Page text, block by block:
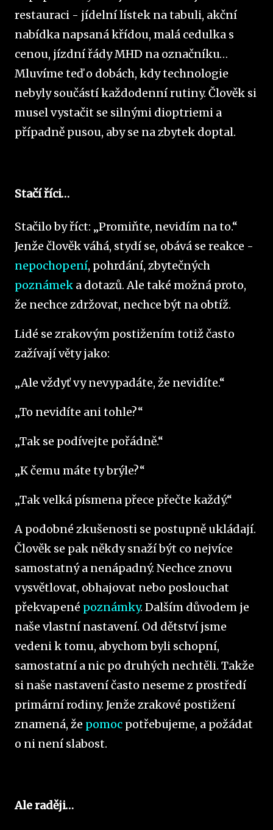
restauraci - jídelní lístek na tabuli, akční
nabídka napsaná křídou, malá cedulka s
cenou, jízdní řády MHD na označníku…
Mluvíme teď o dobách, kdy technologie
nebyly součástí každodenní rutiny. Člověk si
musel vystačit se silnými dioptriemi a
případně pusou, aby se na zbytek doptal.
Stačí říci…
Stačilo by říct: „Promiňte, nevidím na to.“
Jenže člověk váhá, stydí se, obává se reakce -
nepochopení, pohrdání, zbytečných
poznámek a dotazů. Ale také možná proto,
že nechce zdržovat, nechce být na obtíž.
Lidé se zrakovým postižením totiž často
zažívají věty jako:
„Ale vždyť vy nevypadáte, že nevidíte.“
„To nevidíte ani tohle?“
„Tak se podívejte pořádně.“
„K čemu máte ty brýle?“
„Tak velká písmena přece přečte každý.“
A podobné zkušenosti se postupně ukládají.
Člověk se pak někdy snaží být co nejvíce
samostatný a nenápadný. Nechce znovu
vysvětlovat, obhajovat nebo poslouchat
překvapené poznámky. Dalším důvodem je
naše vlastní nastavení. Od dětství jsme
vedeni k tomu, abychom byli schopní,
samostatní a nic po druhých nechtěli. Takže
si naše nastavení často neseme z prostředí
primární rodiny. Jenže zrakové postižení
znamená, že pomoc potřebujeme, a požádat
o ni není slabost.
Ale raději…